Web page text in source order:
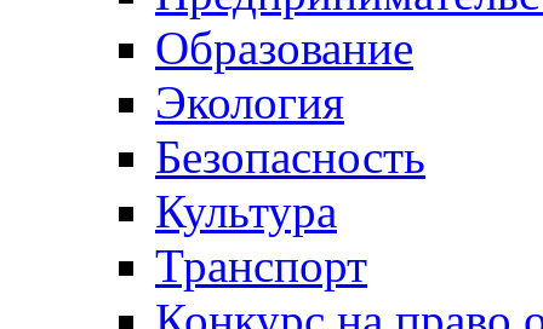
Образование
Экология
Безопасность
Культура
Транспорт